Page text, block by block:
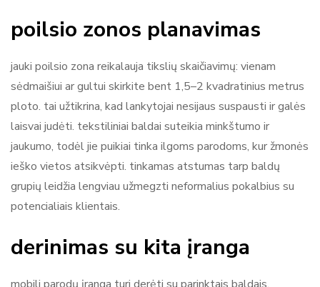
poilsio zonos planavimas
jauki poilsio zona reikalauja tikslių skaičiavimų: vienam
sėdmaišiui ar gultui skirkite bent 1,5–2 kvadratinius metrus
ploto. tai užtikrina, kad lankytojai nesijaus suspausti ir galės
laisvai judėti. tekstiliniai baldai suteikia minkštumo ir
jaukumo, todėl jie puikiai tinka ilgoms parodoms, kur žmonės
ieško vietos atsikvėpti. tinkamas atstumas tarp baldų
grupių leidžia lengviau užmegzti neformalius pokalbius su
potencialiais klientais.
derinimas su kita įranga